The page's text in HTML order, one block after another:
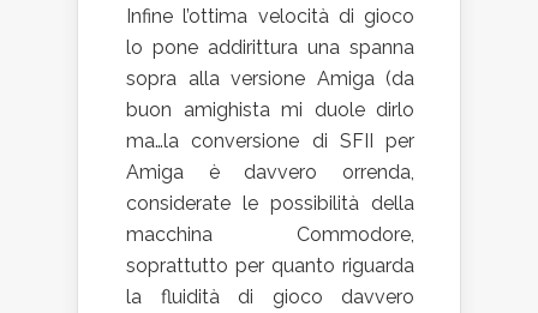
Infine l’ottima velocità di gioco
lo pone addirittura una spanna
sopra alla versione Amiga (da
buon amighista mi duole dirlo
ma…la conversione di SFII per
Amiga è davvero orrenda,
considerate le possibilità della
macchina Commodore,
soprattutto per quanto riguarda
la fluidità di gioco davvero